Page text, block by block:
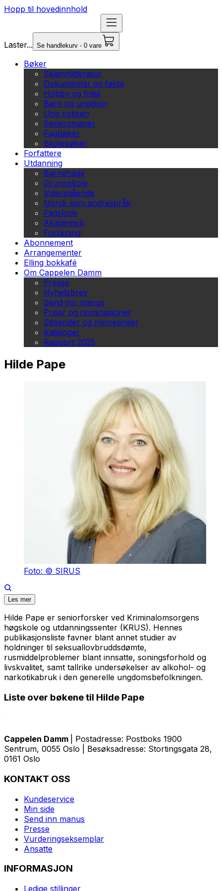
Hopp til hovedinnhold
Laster... Se handlekurv - 0 vare
Bøker
Skjønnlitteratur
Dokumentar og fakta
Hobby og fritid
Barn og ungdom
Ung voksen
Serieromaner
Fagbøker
Skolebøker
Forfattere
Utdanning
Barnehage
Grunnskole
Videregående
Norsk som andrespråk
Fagskole
Akademisk
Forskning
Abonnement
Arrangementer
Elling bokkafé
Om Cappelen Damm
Presse
Nyhetsbrev
Send inn manus
Priser og nominasjoner
Stipender og minnepriser
Kataloger
Rapport 2025
Hilde Pape
Foto: © SIRUS
Les mer
Hilde Pape er seniorforsker ved Kriminalomsorgens
høgskole og utdanningssenter (KRUS). Hennes
publikasjonsliste favner blant annet studier av
holdninger til seksuallovbruddsdømte,
rusmiddelproblemer blant innsatte, soningsforhold og
livskvalitet, samt tallrike undersøkelser av alkohol- og
narkotikabruk i den generelle ungdomsbefolkningen.
Liste over bøkene til Hilde Pape
Cappelen Damm
| Postadresse: Postboks 1900
Sentrum, 0055 Oslo | Besøksadresse: Stortingsgata 28,
0161 Oslo
KONTAKT OSS
Kundeservice
Min side
Send inn manus
Presse
Vurderingseksemplar
Ansatte
INFORMASJON
Ledige stillinger